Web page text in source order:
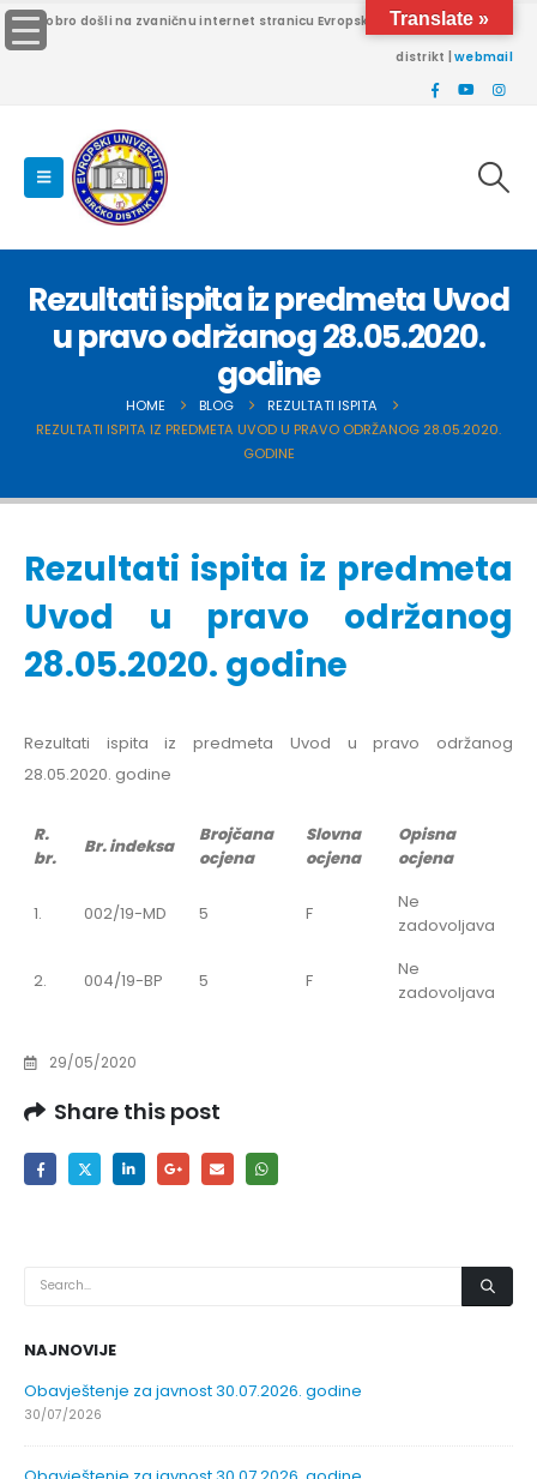
Dobro došli na zvaničnu internet stranicu Evropskog univerziteta Brčko
distrikt |webmail
Rezultati ispita iz predmeta Uvod
u pravo održanog 28.05.2020.
godine
HOME BLOG
REZULTATI ISPITA
REZULTATI ISPITA IZ PREDMETA UVOD U PRAVO ODRŽANOG 28.05.2020.
GODINE
Rezultati ispita iz predmeta
Uvod u pravo održanog
28.05.2020. godine
Rezultati ispita iz predmeta Uvod u pravo održanog
28.05.2020. godine
R.
br.
Br. indeksa
Brojčana
ocjena
Slovna
ocjena
Opisna
ocjena
1. 002/19-MD 5 F
Ne
zadovoljava
2. 004/19-BP 5 F
Ne
zadovoljava
29/05/2020
Share this post
NAJNOVIJE
Obavještenje za javnost 30.07.2026. godine
30/07/2026
Translate »